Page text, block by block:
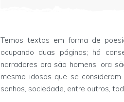
Temos textos em forma de
ocupando duas páginas; há
narradores ora são homens, ora
mesmo idosos que se
sonhos, sociedade, entre outros,